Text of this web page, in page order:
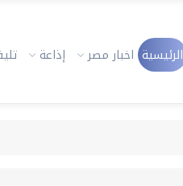
الرئيسية اخبار مصر إذاعة